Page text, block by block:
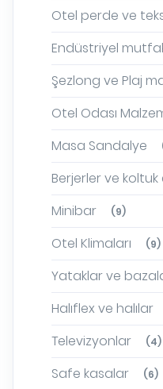
Otel perde ve
Endüstriyel
Şezlong ve Plaj
Otel Odası
Masa Sandalye
Berjerler ve
Minibar (9)
Otel Klimaları (9)
Yataklar ve
Halıflex ve halılar
Televizyonlar (4)
Safe kasalar (6)